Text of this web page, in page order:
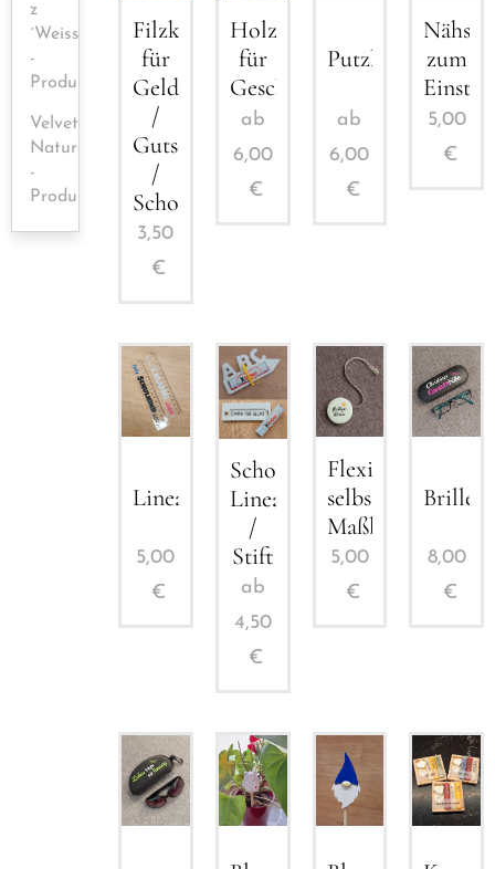
z
´Weissau
-
Produkte
Velvet
Naturel
-
Produkte
Filzkarte
für
Geldgeschenk
/
Gutschein
/
Schokoriegel
3,50
€
Holzkiste
für
Geschenke
ab
6,00
€
Putzbürste
ab
6,00
€
Nähset
zum
5,00
€
Lineal
5,00
€
Schokoriegelhalter
Lineal
/
Stift
ab
4,50
€
Flexibles,
selbstaufrollbares
Maßband
5,00
€
8,00
€